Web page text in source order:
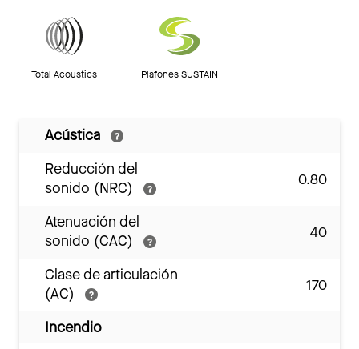
Total Acoustics Plafones SUSTAIN
Acústica
Reducción del
sonido (NRC)
0.80
Atenuación del
sonido (CAC)
40
Clase de articulación
(AC)
170
Incendio